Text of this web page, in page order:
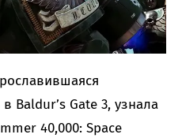
Baldur’s Gate 3, узнала
40,000: Space